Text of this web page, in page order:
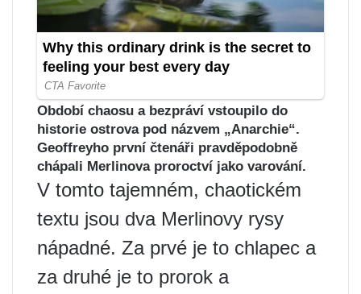
Období chaosu a bezpráví vstoupilo do
historie ostrova pod názvem „Anarchie“.
Geoffreyho první čtenáři pravděpodobně
chápali Merlinova proroctví jako varování.
V tomto tajemném, chaotickém
textu jsou dva Merlinovy ​​rysy
nápadné. Za prvé je to chlapec a
za druhé je to prorok a